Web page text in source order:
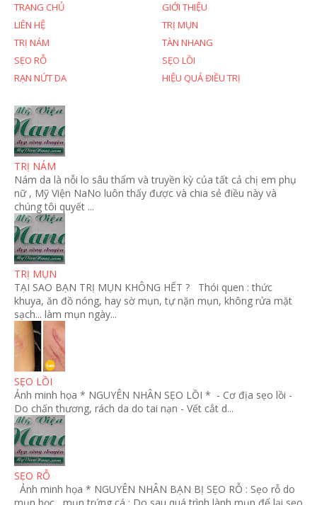
TRANG CHỦ
GIỚI THIỆU
LIÊN HỆ
TRỊ MỤN
TRỊ NÁM
TÀN NHANG
SẸO RỖ
SẸO LỒI
RẠN NỨT DA
HIỆU QUẢ ĐIỀU TRỊ
TRỊ NÁM
Nám da là nỗi lo sâu thẩm và truyền kỳ của tất cả chị em phụ
nữ , Mỹ Viện NaNo luôn thấy được và chia sẻ điều này và
chúng tôi quyết ...
TRỊ MỤN
TẠI SAO BẠN TRỊ MỤN KHÔNG HẾT ? Thói quen : thức
khuya, ăn đồ nóng, hay sờ mụn, tự nặn mụn, không rửa mặt
sạch... làm mụn ngày...
SẸO LỒI
Ảnh minh họa * NGUYÊN NHÂN SẸO LỒI * - Cơ địa sẹo lồi -
Do chấn thương, rách da do tai nạn - Vết cắt d...
SẸO RỖ
Ảnh minh họa * NGUYÊN NHÂN BẠN BỊ SẸO RỖ : Sẹo rỗ do